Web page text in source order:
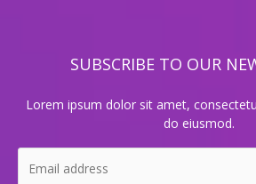
SUBSCRIBE TO OUR
Lorem ipsum dolor sit amet,
do eiusmod.